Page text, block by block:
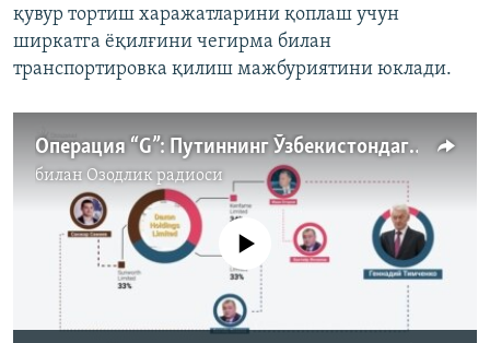
қувур тортиш харажатларини қоплаш учун
ширкатга ёқилғини чегирма билан
транспортировка қилиш мажбуриятини юклади.
Операция “G”: Путиннинг Ўзбекистондаги махфий омбори
билан Озодлик радиоси
Айни дамда медиа-манба мавжуд эмас